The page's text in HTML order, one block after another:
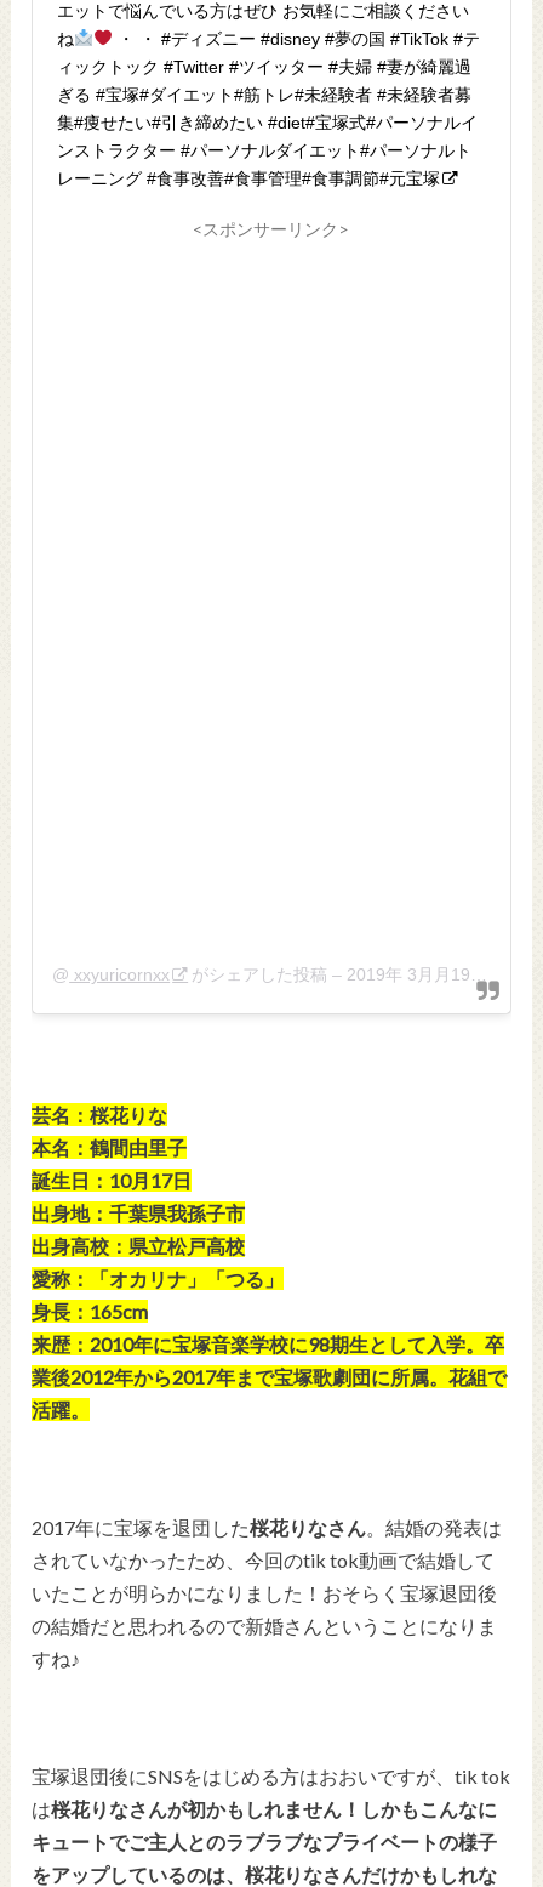
エットで悩んでいる方はぜひ お気軽にご相談ください
ね
・ ・ #ディズニー #disney #夢の国 #TikTok #テ
ィックトック #Twitter #ツイッター #夫婦 #妻が綺麗過
ぎる #宝塚#ダイエット#筋トレ#未経験者 #未経験者募
集#痩せたい#引き締めたい #diet#宝塚式#パーソナルイ
ンストラクター #パーソナルダイエット#パーソナルト
レーニング #食事改善#食事管理#食事調節#元宝塚
<スポンサーリンク>
@ xxyuricornxx がシェアした投稿 – 2019年 3月月19日午後9時54分PDT
芸名：桜花りな
本名：鶴間由里子
誕生日：10月17日
出身地：千葉県我孫子市
出身高校：県立松戸高校
愛称：「オカリナ」「つる」
身長：165cm
来歴：2010年に宝塚音楽学校に98期生として入学。卒
業後2012年から2017年まで宝塚歌劇団に所属。花組で
活躍。
2017年に宝塚を退団した桜花りなさん。結婚の発表は
されていなかったため、今回のtik tok動画で結婚して
いたことが明らかになりました！おそらく宝塚退団後
の結婚だと思われるので新婚さんということになりま
すね♪
宝塚退団後にSNSをはじめる方はおおいですが、tik tok
は桜花りなさんが初かもしれません！しかもこんなに
キュートでご主人とのラブラブなプライベートの様子
をアップしているのは、桜花りなさんだけかもしれな